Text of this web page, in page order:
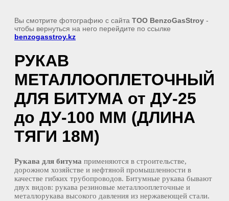
Вы смотрите фотографию с сайта TOO BenzoGasStroy -
чтобы вернуться на него перейдите по ссылке
benzogasstroy.kz
РУКАВ
МЕТАЛЛООПЛЕТОЧНЫЙ
ДЛЯ БИТУМА от ДУ-25
до ДУ-100 ММ (ДЛИНА
ТЯГИ 18М)
Рукава для битума применяются в строительстве,
дорожном хозяйстве и нефтяной промышленности в
качестве гибких трубопроводов. Битумные рукава бывают
двух видов: рукава резиновые металлооплеточные и
металлорукава высокого давления из нержавеющей стали.